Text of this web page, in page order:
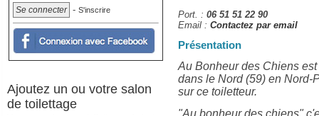
Port. : 06 51 51 22 90
Email : Contactez par email
Présentation
Au Bonheur des Chiens
dans le Nord (59) en Nord-
sur ce toiletteur.
"Au bonheur des chiens"
- S'inscrire
Ajoutez un ou votre salon
de toilettage